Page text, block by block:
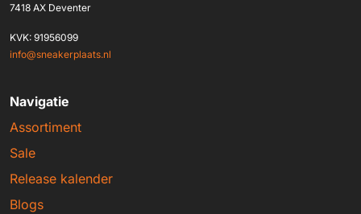
7418 AX Deventer
KVK: 91956099
info@sneakerplaats.nl
Navigatie
Assortiment
Sale
Release kalender
Blogs